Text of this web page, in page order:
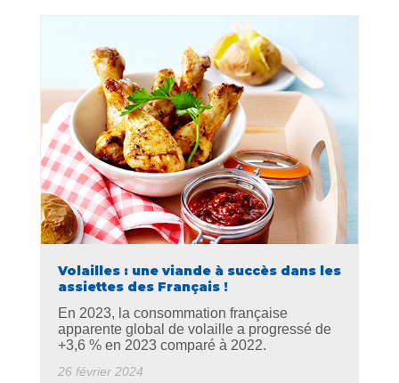
Volailles : une viande à succès dans les
assiettes des Français !
En 2023, la consommation française
apparente global de volaille a progressé de
+3,6 % en 2023 comparé à 2022.
26 février 2024